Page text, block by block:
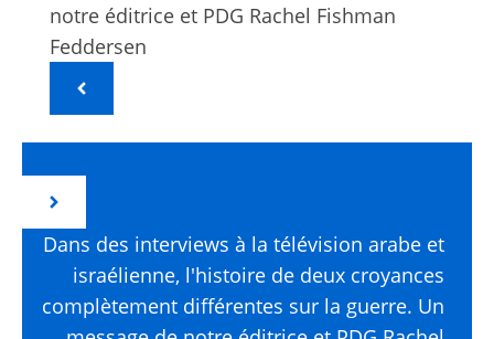
notre éditrice et PDG Rachel Fishman
Feddersen
Dans des interviews à la télévision arabe et
israélienne, l'histoire de deux croyances
complètement différentes sur la guerre. Un